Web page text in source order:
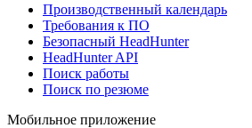
Производственный календарь
Требования к ПО
Безопасный HeadHunter
HeadHunter API
Поиск работы
Поиск по резюме
Мобильное приложение